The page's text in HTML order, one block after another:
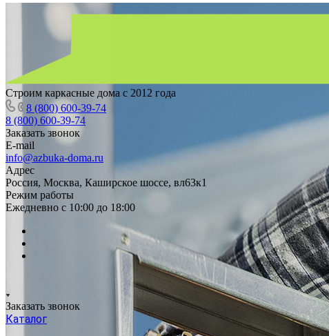
Строим каркасные дома с 2012 года
8 (800) 600-39-74
8 (800) 600-39-74
Заказать звонок
E-mail
info@azbuka-doma.ru
Адрес
Россия, Москва, Каширское шоссе, вл63к1
Режим работы
Ежедневно с 10:00 до 18:00
Заказать звонок
Каталог